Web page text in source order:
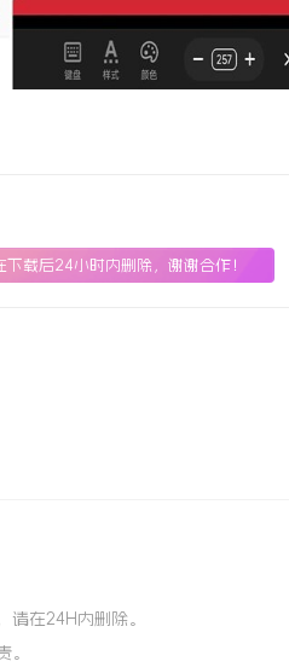
载后24小时内删除，谢谢合作！
请在24H内删除。
。